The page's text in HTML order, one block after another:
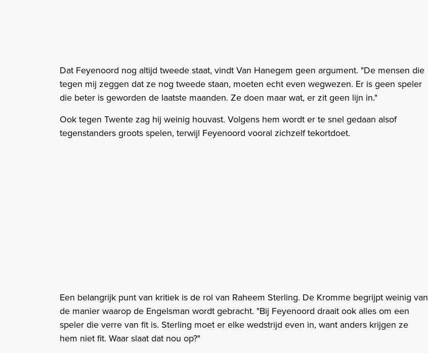
Dat Feyenoord nog altijd tweede staat, vindt Van Hanegem geen argument. "De mensen die
tegen mij zeggen dat ze nog tweede staan, moeten echt even wegwezen. Er is geen speler
die beter is geworden de laatste maanden. Ze doen maar wat, er zit geen lijn in."
Ook tegen Twente zag hij weinig houvast. Volgens hem wordt er te snel gedaan alsof
tegenstanders groots spelen, terwijl Feyenoord vooral zichzelf tekortdoet.
Een belangrijk punt van kritiek is de rol van Raheem Sterling. De Kromme begrijpt weinig van
de manier waarop de Engelsman wordt gebracht. "Bij Feyenoord draait ook alles om een
speler die verre van fit is. Sterling moet er elke wedstrijd even in, want anders krijgen ze
hem niet fit. Waar slaat dat nou op?"